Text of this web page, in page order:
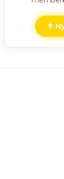
✝